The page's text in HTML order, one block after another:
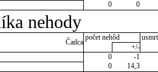
0 0
nehody
Čadca
počet nehôd
+/-
0
-1
0 14,3